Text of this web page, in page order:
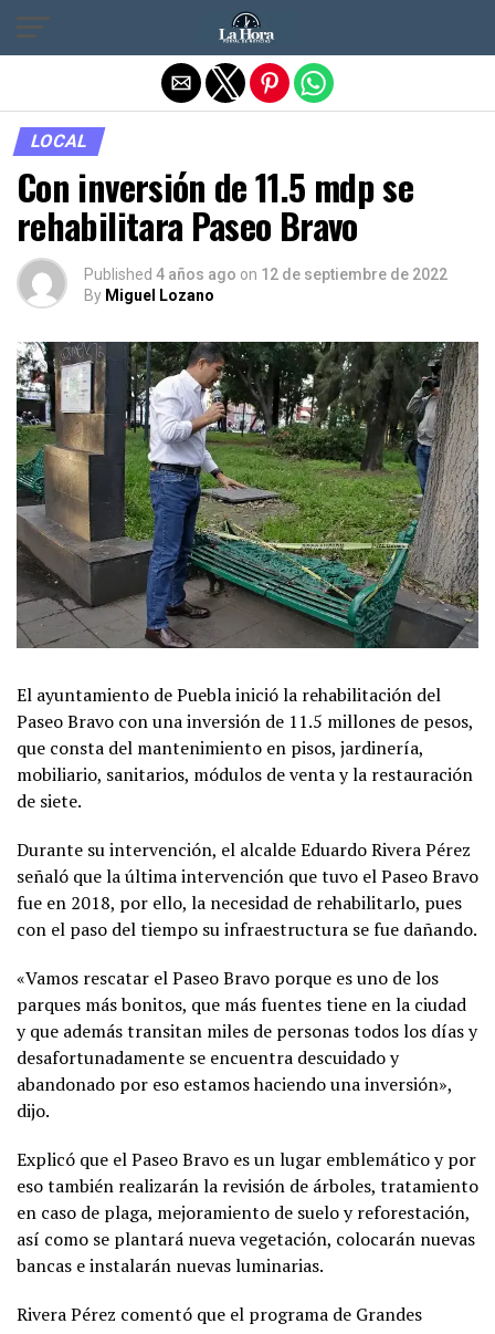
LOCAL
Con inversión de 11.5 mdp se
rehabilitara Paseo Bravo
Published 4 años ago on 12 de septiembre de 2022
By Miguel Lozano
El ayuntamiento de Puebla inició la rehabilitación del
Paseo Bravo con una inversión de 11.5 millones de pesos,
que consta del mantenimiento en pisos, jardinería,
mobiliario, sanitarios, módulos de venta y la restauración
de siete.
Durante su intervención, el alcalde Eduardo Rivera Pérez
señaló que la última intervención que tuvo el Paseo Bravo
fue en 2018, por ello, la necesidad de rehabilitarlo, pues
con el paso del tiempo su infraestructura se fue dañando.
«Vamos rescatar el Paseo Bravo porque es uno de los
parques más bonitos, que más fuentes tiene en la ciudad
y que además transitan miles de personas todos los días y
desafortunadamente se encuentra descuidado y
abandonado por eso estamos haciendo una inversión»,
dijo.
Explicó que el Paseo Bravo es un lugar emblemático y por
eso también realizarán la revisión de árboles, tratamiento
en caso de plaga, mejoramiento de suelo y reforestación,
así como se plantará nueva vegetación, colocarán nuevas
bancas e instalarán nuevas luminarias.
Rivera Pérez comentó que el programa de Grandes
Salir de la versión móvil